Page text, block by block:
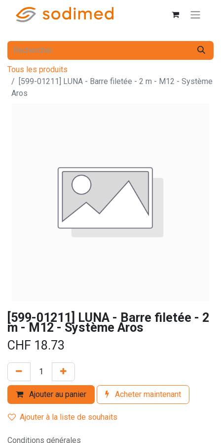
Tous les produits
[599-01211] LUNA - Barre filetée - 2 m - M12 - Système
Aros
[599-01211] LUNA - Barre filetée - 2
m - M12 - Système Aros
CHF 18.73
Ajouter au panier Acheter maintenant
Ajouter à la liste de souhaits
Conditions générales